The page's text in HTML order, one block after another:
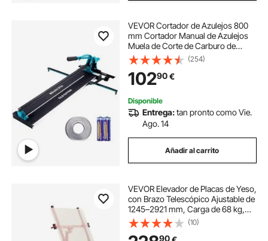
VEVOR Cortador de Azulejos 800
mm Cortador Manual de Azulejos
Muela de Corte de Carburo de
Tungsteno Posicionamiento por
Infrarrojos Pies Antideslizantes
para Instaladores Profesionales
Principiantes
(254)
10290€
Disponible
Entrega:tan pronto como Vie.
Ago. 14
Añadir al carrito
VEVOR Elevador de Placas de Yeso,
con Brazo Telescópico Ajustable de
1245–2921 mm, Carga de 68 kg,
Altura de 3353 mm, para Montaje
en Techo y Pared, de Acero Q235B,
(10)
90